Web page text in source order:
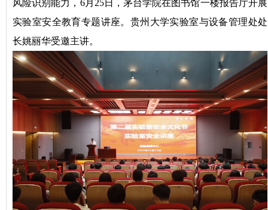
风险识别能力，6月25日，茅台学院在图书馆一楼报告厅开展
实验室安全教育专题讲座。贵州大学实验室与设备管理处处
长姚丽华受邀主讲。